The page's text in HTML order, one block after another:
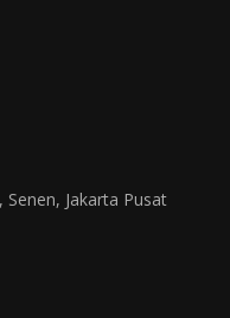
Senen, Jakarta Pusat